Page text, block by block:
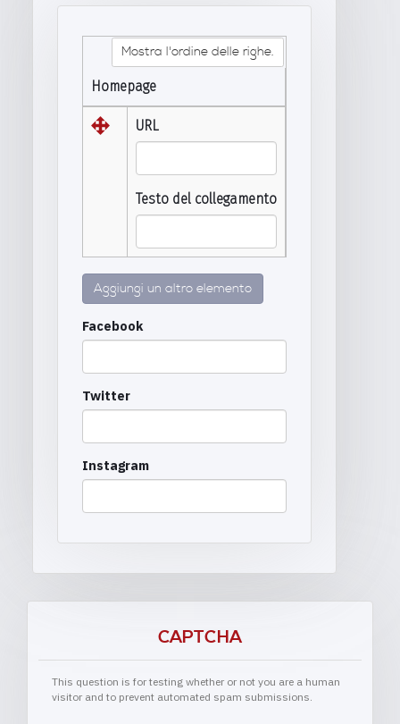
Mostra l'ordine delle righe.
Homepage
URL
Testo del collegamento
Aggiungi un altro elemento
Facebook
Twitter
Instagram
CAPTCHA
This question is for testing whether or not you are a human
visitor and to prevent automated spam submissions.